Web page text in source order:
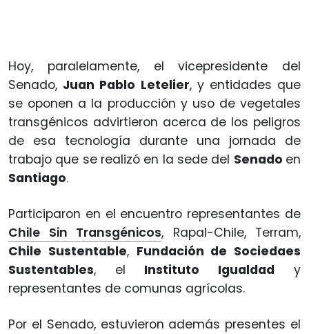
Hoy, paralelamente, el vicepresidente del
Senado, Juan Pablo Letelier, y entidades que
se oponen a la producción y uso de vegetales
transgénicos advirtieron acerca de los peligros
de esa tecnología durante una jornada de
trabajo que se realizó en la sede del Senado en
Santiago.
Participaron en el encuentro representantes de
Chile Sin Transgénicos, Rapal-Chile, Terram,
Chile Sustentable, Fundación de Sociedaes
Sustentables, el Instituto Igualdad y
representantes de comunas agrícolas.
Por el Senado, estuvieron además presentes el